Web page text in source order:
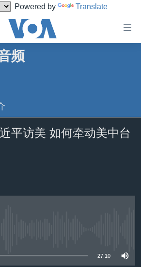
Powered by Translate
频
Spotify
订阅
平访美 如何牵动美中台
27:10